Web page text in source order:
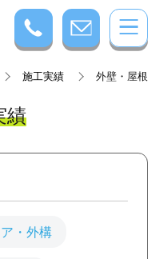
施工実績 外壁・屋根
績
・外構